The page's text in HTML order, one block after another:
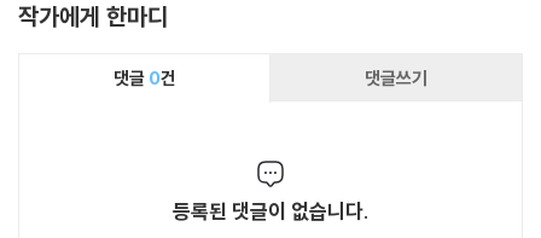
작가에게 한마디
댓글 0건 댓글쓰기
등록된 댓글이 없습니다.